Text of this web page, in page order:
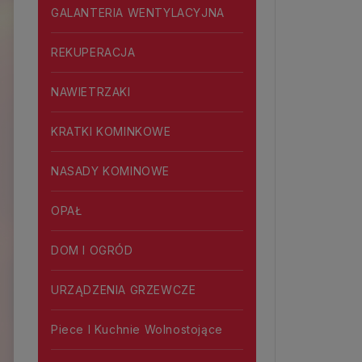
GALANTERIA WENTYLACYJNA
REKUPERACJA
NAWIETRZAKI
KRATKI KOMINKOWE
NASADY KOMINOWE
OPAŁ
DOM I OGRÓD
URZĄDZENIA GRZEWCZE
Piece I Kuchnie Wolnostojące